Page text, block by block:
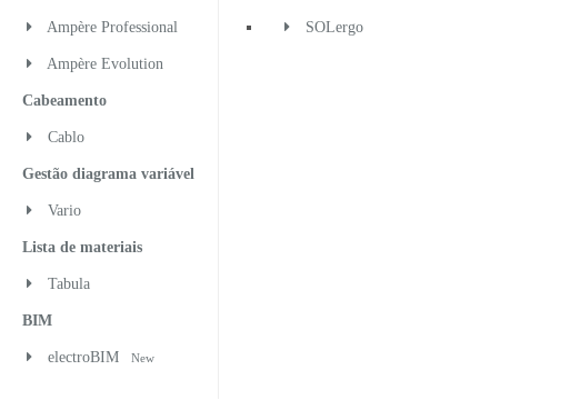
Ampère Professional
Ampère Evolution
Cabeamento
Cablo
Gestão diagrama variável
Vario
Lista de materiais
Tabula
BIM
electroBIM New
SOLergo